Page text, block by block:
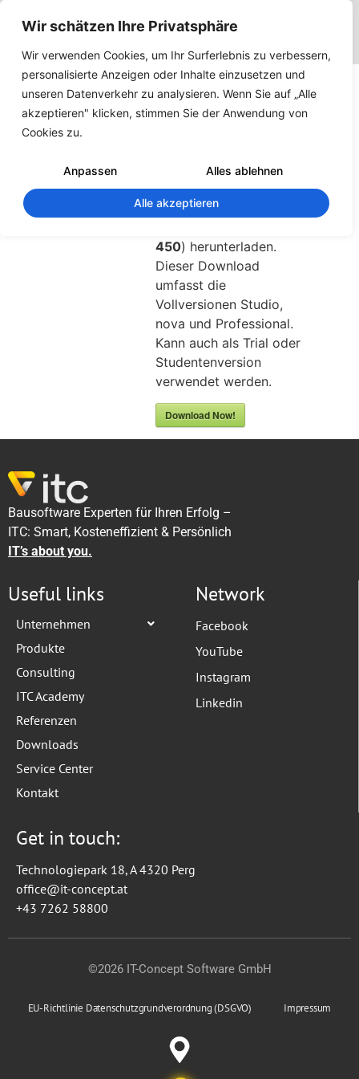
Wir schätzen Ihre Privatsphäre
Wir verwenden Cookies, um Ihr Surferlebnis zu verbessern,
personalisierte Anzeigen oder Inhalte einzusetzen und
unseren Datenverkehr zu analysieren. Wenn Sie auf „Alle
akzeptieren" klicken, stimmen Sie der Anwendung von
Cookies zu.
Anpassen Alles ablehnen
Alle akzeptieren
ARCHline 2012
Setup
Downloads
Aktuellstes Release von
450) herunterladen.
Dieser Download
umfasst die
Vollversionen Studio,
nova und Professional.
Kann auch als Trial oder
Studentenversion
verwendet werden.
Download Now!
Bausoftware Experten für Ihren Erfolg –
ITC: Smart, Kosteneffizient & Persönlich
IT’s about you.
Useful links
Unternehmen
Produkte
Consulting
ITC Academy
Referenzen
Downloads
Service Center
Kontakt
Network
Facebook
YouTube
Instagram
Linkedin
Get in touch:
Technologiepark 18, A 4320 Perg
office@it-concept.at
+43 7262 58800
©2026 IT-Concept Software GmbH
EU-Richtlinie Datenschutzgrundverordnung (DSGVO) Impressum